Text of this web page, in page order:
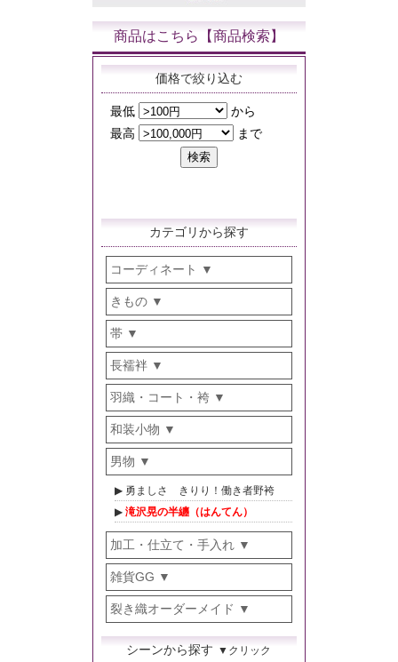
商品はこちら【商品検索】
価格で絞り込む
カテゴリから探す
コーディネート
きもの
帯
長襦袢
羽織・コート・袴
和装小物
男物
勇ましさ きりり！働き者野袴
滝沢晃の半纏（はんてん）
加工・仕立て・手入れ
雑貨GG
裂き織オーダーメイド
シーンから探す ▼クリック